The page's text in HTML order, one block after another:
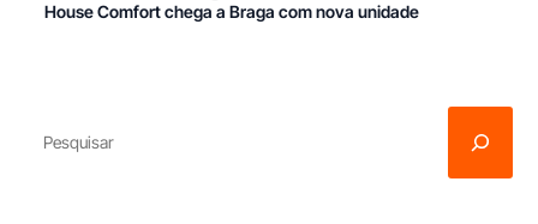
House Comfort chega a Braga com nova unidade